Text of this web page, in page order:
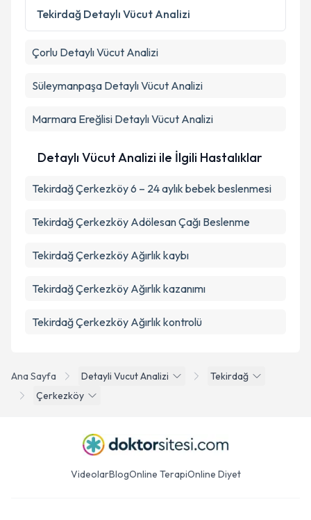
Ana Sayfa Detayli Vucut Analizi
Tekirdağ
Çerkezköy
Tekirdağ Detaylı Vücut Analizi
Çorlu Detaylı Vücut Analizi
Süleymanpaşa Detaylı Vücut Analizi
Marmara Ereğlisi Detaylı Vücut Analizi
Detaylı Vücut Analizi ile İlgili Hastalıklar
Tekirdağ Çerkezköy 6 – 24 aylık bebek beslenmesi
Tekirdağ Çerkezköy Adölesan Çağı Beslenme
Tekirdağ Çerkezköy Ağırlık kaybı
Tekirdağ Çerkezköy Ağırlık kazanımı
Tekirdağ Çerkezköy Ağırlık kontrolü
VideolarBlogOnline TerapiOnline Diyet